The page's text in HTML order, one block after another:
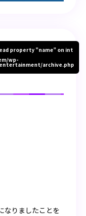
property "name" on int
wp-
archive.php
なりましたことを